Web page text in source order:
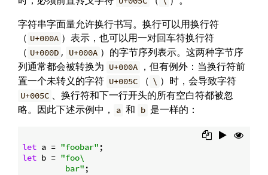
字符串字面量允许换行书写。换行可以用换行符
（ U+000A ）表示，也可以用一对回车符换行符
（ U+000D , U+000A ）的字节序列表示。这两种字节序
列通常都会被转换为 U+000A
，但有例外：当换行符前
置一个未转义的字符 U+005C （ \ ）时，会导致字符
U+005C 、换行符和下一行开头的所有空白符都被忽
略。因此下述示例中，
a 和 b 是一样的：
let a = "foobar"
let b = "foo\
         bar"
;